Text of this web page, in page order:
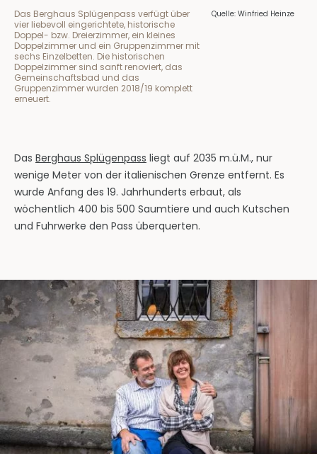
Das Berghaus Splügenpass verfügt über
vier liebevoll eingerichtete, historische
Doppel- bzw. Dreierzimmer, ein kleines
Doppelzimmer und ein Gruppenzimmer mit
sechs Einzelbetten. Die historischen
Doppelzimmer sind sanft renoviert, das
Gemeinschaftsbad und das
Gruppenzimmer wurden 2018/19 komplett
erneuert.
Quelle: Winfried Heinze
Das Berghaus Splügenpass liegt auf 2035 m.ü.M., nur
wenige Meter von der italienischen Grenze entfernt. Es
wurde Anfang des 19. Jahrhunderts erbaut, als
wöchentlich 400 bis 500 Saumtiere und auch Kutschen
und Fuhrwerke den Pass überquerten.